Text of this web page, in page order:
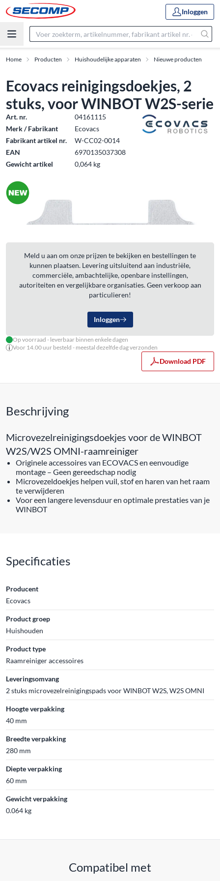
Inloggen
Home Producten Huishoudelijke apparaten Nieuwe producten
Ecovacs reinigingsdoekjes, 2
stuks, voor WINBOT W2S-serie
Art. nr.
04161115
Merk / Fabrikant
Ecovacs
Fabrikant artikel nr.
W-CC02-0014
EAN
6970135037308
Gewicht artikel
0,064 kg
Meld u aan om onze prijzen te bekijken en bestellingen te
kunnen plaatsen. Levering uitsluitend aan industriële,
commerciële, ambachtelijke, openbare instellingen,
autoriteiten en vergelijkbare organisaties. Geen verkoop aan
particulieren!
Inloggen
Op voorraad - leverbaar binnen enkele dagen
Voor 14.00 uur besteld - meestal dezelfde dag verzonden
Download PDF
Beschrijving
Microvezelreinigingsdoekjes voor de WINBOT
W2S/W2S OMNI-raamreiniger
Originele accessoires van ECOVACS en eenvoudige
montage – Geen gereedschap nodig
Microvezeldoekjes helpen vuil, stof en haren van het raam
te verwijderen
Voor een langere levensduur en optimale prestaties van je
WINBOT
Specificaties
Producent
Ecovacs
Product groep
Huishouden
Product type
Raamreiniger accessoires
Leveringsomvang
2 stuks microvezelreinigingspads voor WINBOT W2S, W2S OMNI
Hoogte verpakking
40 mm
Breedte verpakking
280 mm
Diepte verpakking
60 mm
Gewicht verpakking
0.064 kg
Compatibel met